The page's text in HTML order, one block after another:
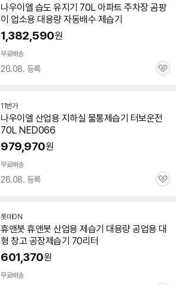
나우이엘 습도 유지기 70L 아파트 주차장 곰팡
이 업소용 대용량 자동배수 제습기
1,382,590원
무료배송
26.08. 등록
관
11번가
나우이엘 산업용 지하실 물통제습기 터보운전
70L NED066
979,970원
무료배송
26.08. 등록
관
롯데ON
휴앤봇 휴앤봇 산업용 제습기 대용량 공업용 대
형 창고 공장제습기 70리터
601,370원
무료배송